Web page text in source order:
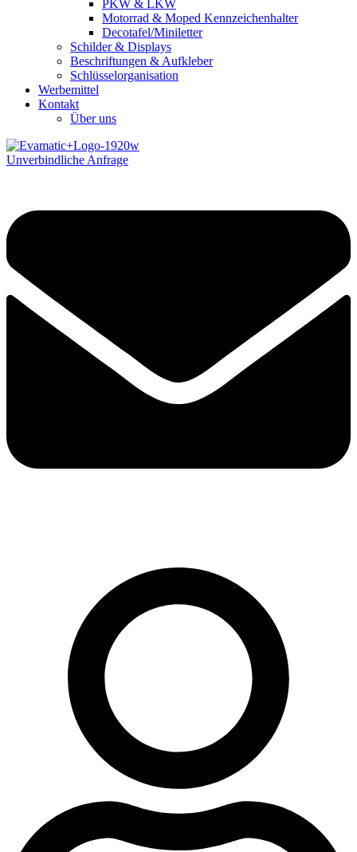
PKW & LKW
Motorrad & Moped Kennzeichenhalter
Decotafel/Miniletter
Schilder & Displays
Beschriftungen & Aufkleber
Schlüsselorganisation
Werbemittel
Kontakt
Über uns
Unverbindliche Anfrage